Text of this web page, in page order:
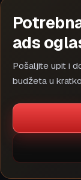
ads
Pošaljite upit i
budžeta u